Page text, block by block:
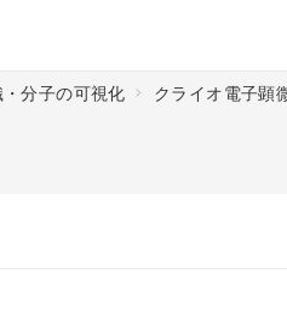
分子の可視化 クライオ電子顕